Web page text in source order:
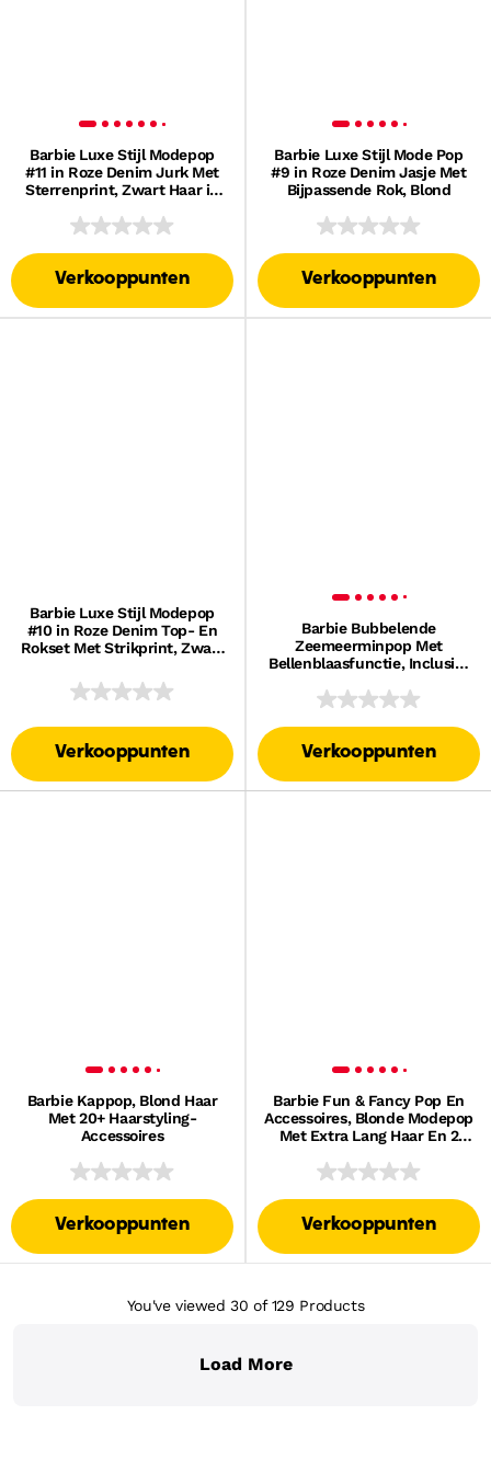
Barbie Luxe Stijl Modepop
#11 in Roze Denim Jurk Met
Sterrenprint, Zwart Haar in
Verkooppunten
Barbie Luxe Stijl Mode Pop
#9 in Roze Denim Jasje Met
Bijpassende Rok, Blond
Verkooppunten
Barbie Luxe Stijl Modepop
#10 in Roze Denim Top- En
Rokset Met Strikprint, Zwart
Verkooppunten
Barbie Bubbelende
Zeemeerminpop Met
Bellenblaasfunctie, Inclusief
Haarborstel
Verkooppunten
Barbie Kappop, Blond Haar
Met 20+ Haarstyling-
Accessoires
Verkooppunten
Barbie Fun & Fancy Pop En
Accessoires, Blonde Modepop
Met Extra Lang Haar En 2
Verkooppunten
You've viewed 30of 129 Products
Load More